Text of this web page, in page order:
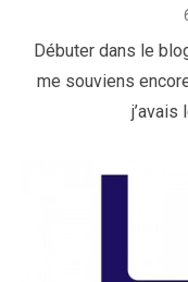
Débuter dans le
me souviens
j’avais